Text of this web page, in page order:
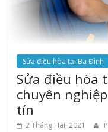
Sửa điều hòa tại Ba Đình
Sửa điều hòa
chuyên
tín
2 Tháng Hai, 2021